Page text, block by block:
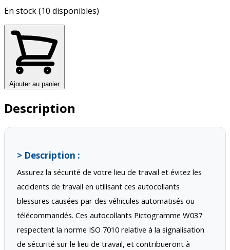
En stock (10 disponibles)
Ajouter au panier
Description
> Description :
Assurez la sécurité de votre lieu de travail et évitez les
accidents de travail en utilisant ces autocollants
blessures causées par des véhicules automatisés ou
télécommandés. Ces autocollants Pictogramme W037
respectent la norme ISO 7010 relative à la signalisation
de sécurité sur le lieu de travail, et contribueront à